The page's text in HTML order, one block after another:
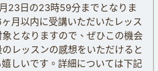
23日の23時59分までとなりま
月以内に受講いただいたレッス
象となりますので、ぜひこの機会
のレッスンの感想をいただけると
嬉しいです。詳細については下記